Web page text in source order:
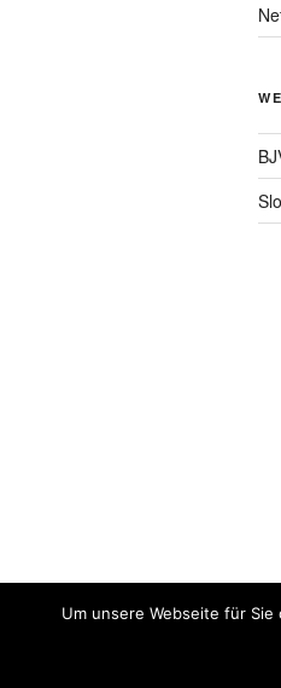
Um unsere Webseite für